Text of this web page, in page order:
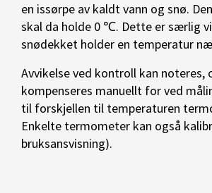
en issørpe av kaldt vann og snø.
skal da holde 0 ℃. Dette er særlig
snødekket holder en temperatur
Avvikelse ved kontroll kan noteres,
kompenseres manuellt for ved
til forskjellen til temperaturen
Enkelte termometer kan også
bruksansvisning).